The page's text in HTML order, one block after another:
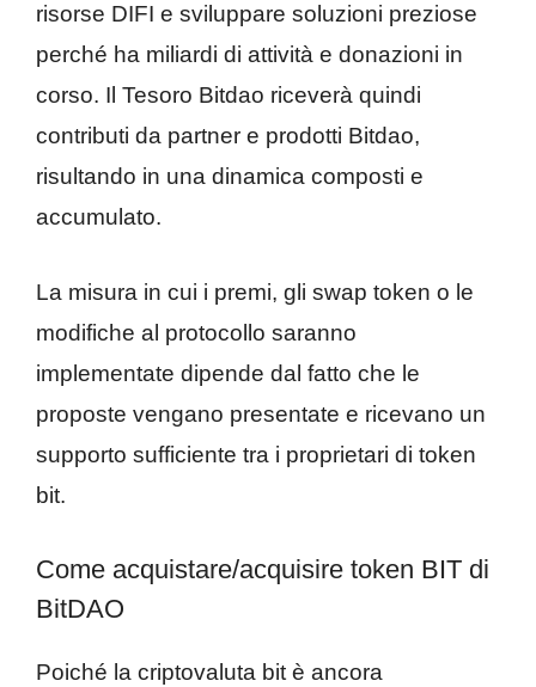
risorse DIFI e sviluppare soluzioni preziose
perché ha miliardi di attività e donazioni in
corso. Il Tesoro Bitdao riceverà quindi
contributi da partner e prodotti Bitdao,
risultando in una dinamica composti e
accumulato.
La misura in cui i premi, gli swap token o le
modifiche al protocollo saranno
implementate dipende dal fatto che le
proposte vengano presentate e ricevano un
supporto sufficiente tra i proprietari di token
bit.
Come acquistare/acquisire token BIT di
BitDAO
Poiché la criptovaluta bit è ancora